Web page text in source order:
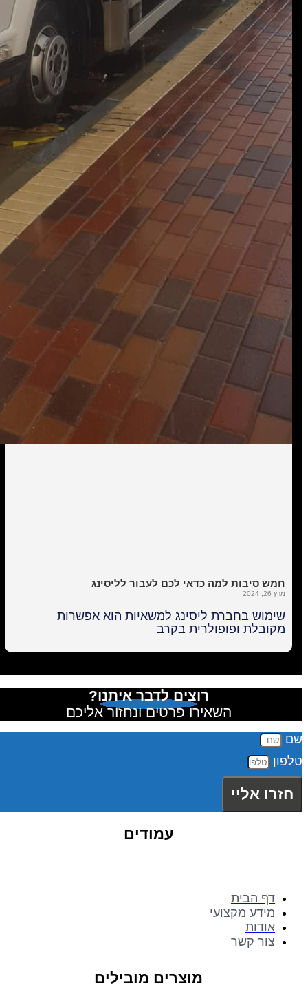
חמש סיבות למה כדאי לכם לעבור לליסינג
מרץ 26, 2024
שימוש בחברת ליסינג למשאיות הוא אפשרות
מקובלת ופופולרית בקרב
רוצים לדבר איתנו?
השאירו פרטים ונחזור אליכם
שם
טלפון
חזרו אליי
עמודים
דף הבית
מידע מקצועי
אודות
צור קשר
מוצרים מובילים